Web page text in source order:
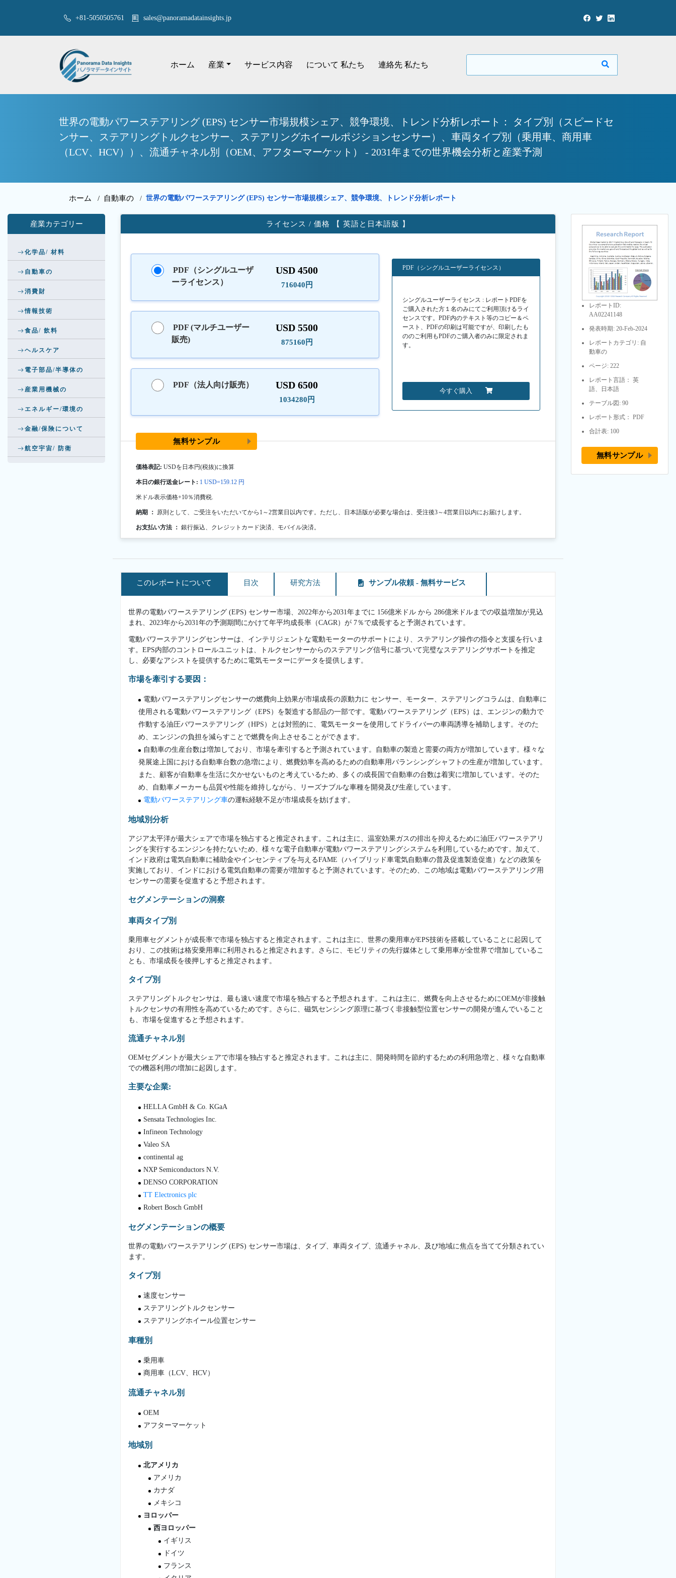
+81-5050505761 sales@panoramadatainsights.jp
ホーム 産業 サービス内容 について 私たち 連絡先 私たち
世界の電動パワーステアリング (EPS) センサー市場規模シェア、競争環境、トレンド分析レポート： タイプ別（スピードセ
ンサー、ステアリングトルクセンサー、ステアリングホイールポジションセンサー）、車両タイプ別（乗用車、商用車
（LCV、HCV））、流通チャネル別（OEM、アフターマーケット） - 2031年までの世界機会分析と産業予測
ホーム / 自動車の / 世界の電動パワーステアリング (EPS) センサー市場規模シェア、競争環境、トレンド分析レポート
産業カテゴリー
化学品/ 材料
自動車の
消費財
情報技術
食品/ 飲料
ヘルスケア
電子部品/半導体の
産業用機械の
エネルギー/環境の
金融/保険について
航空宇宙/ 防衛
ライセンス / 価格 【 英語と日本語版 】
PDF（シングルユーザ
ーライセンス）
USD 4500
716040円
PDF (マルチユーザー
販売)
USD 5500
875160円
PDF（法人向け販売） USD 6500
1034280円
PDF（シングルユーザーライセンス）
シングルユーザーライセンス : レポートPDFを
ご購入された方１名のみにてご利用頂けるライ
センスです。PDF内のテキスト等のコピー＆ペ
ースト、PDFの印刷は可能ですが、印刷したも
ののご利用もPDFのご購入者のみに限定されま
す。
今すぐ購入
無料サンプル
価格表記: USDを日本円(税抜)に換算
本日の銀行送金レート: 1 USD=159.12 円
米ドル表示価格+10％消費税.
納期 ： 原則として、ご受注をいただいてから1～2営業日以内です。ただし、日本語版が必要な場合は、受注後3～4営業日以内にお届けします。
お支払い方法 ： 銀行振込、クレジットカード決済、モバイル決済。
このレポートについて 目次 研究方法 サンプル依頼 - 無料サービス
世界の電動パワーステアリング (EPS) センサー市場、2022年から2031年までに 156億米ドル から 286億米ドルまでの収益増加が見込
まれ、2023年から2031年の予測期間にかけて年平均成長率（CAGR）が 7％で成長すると予測されています。
電動パワーステアリングセンサーは、インテリジェントな電動モーターのサポートにより、ステアリング操作の指令と支援を行いま
す。EPS内部のコントロールユニットは、トルクセンサーからのステアリング信号に基づいて完璧なステアリングサポートを推定
し、必要なアシストを提供するために電気モーターにデータを提供します。
市場を牽引する要因：
電動パワーステアリングセンサーの燃費向上効果が市場成長の原動力に センサー、モーター、ステアリングコラムは、自動車に
使用される電動パワーステアリング（EPS）を製造する部品の一部です。電動パワーステアリング（EPS）は、エンジンの動力で
作動する油圧パワーステアリング（HPS）とは対照的に、電気モーターを使用してドライバーの車両誘導を補助します。そのた
め、エンジンの負担を減らすことで燃費を向上させることができます。
自動車の生産台数は増加しており、市場を牽引すると予測されています。自動車の製造と需要の両方が増加しています。様々な
発展途上国における自動車台数の急増により、燃費効率を高めるための自動車用バランシングシャフトの生産が増加しています。
また、顧客が自動車を生活に欠かせないものと考えているため、多くの成長国で自動車の台数は着実に増加しています。そのた
め、自動車メーカーも品質や性能を維持しながら、リーズナブルな車種を開発及び生産しています。
電動パワーステアリング車の運転経験不足が市場成長を妨げます。
地域別分析
アジア太平洋が最大シェアで市場を独占すると推定されます。これは主に、温室効果ガスの排出を抑えるために油圧パワーステアリ
ングを実行するエンジンを持たないため、様々な電子自動車が電動パワーステアリングシステムを利用しているためです。加えて、
インド政府は電気自動車に補助金やインセンティブを与えるFAME（ハイブリッド車電気自動車の普及促進製造促進）などの政策を
実施しており、インドにおける電気自動車の需要が増加すると予測されています。そのため、この地域は電動パワーステアリング用
センサーの需要を促進すると予想されます。
セグメンテーションの洞察
車両タイプ別
乗用車セグメントが成長率で市場を独占すると推定されます。これは主に、世界の乗用車がEPS技術を搭載していることに起因して
おり、この技術は格安乗用車に利用されると推定されます。さらに、モビリティの先行媒体として乗用車が全世界で増加しているこ
とも、市場成長を後押しすると推定されます。
タイプ別
ステアリングトルクセンサは、最も速い速度で市場を独占すると予想されます。これは主に、燃費を向上させるためにOEMが非接触
トルクセンサの有用性を高めているためです。さらに、磁気センシング原理に基づく非接触型位置センサーの開発が進んでいること
も、市場を促進すると予想されます。
流通チャネル別
OEMセグメントが最大シェアで市場を独占すると推定されます。これは主に、開発時間を節約するための利用急増と、様々な自動車
での機器利用の増加に起因します。
主要な企業:
HELLA GmbH & Co. KGaA
Sensata Technologies Inc.
Infineon Technology
Valeo SA
continental ag
NXP Semiconductors N.V.
DENSO CORPORATION
TT Electronics plc
Robert Bosch GmbH
セグメンテーションの概要
世界の電動パワーステアリング (EPS) センサー市場は、タイプ、車両タイプ、流通チャネル、及び地域に焦点を当てて分類されてい
ます。
タイプ別
速度センサー
ステアリングトルクセンサー
ステアリングホイール位置センサー
車種別
乗用車
商用車（LCV、HCV）
流通チャネル別
OEM
アフターマーケット
地域別
北アメリカ
アメリカ
カナダ
メキシコ
ヨロッパー
西ヨロッパー
イギリス
ドイツ
フランス
レポートID:
AA02241148
発表時期: 20-Feb-2024
レポートカテゴリ: 自
動車の
ページ: 222
レポート言語： 英
語、日本語
テーブル図: 90
レポート形式： PDF
合計表: 100
無料サンプル